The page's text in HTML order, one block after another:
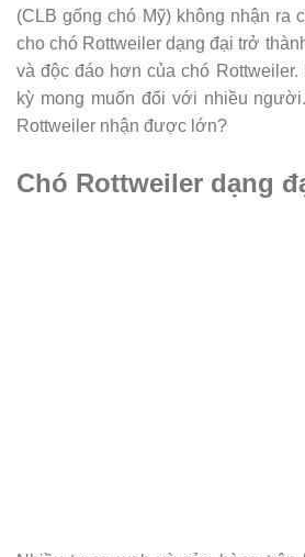
(CLB gống chó Mỹ) không nhận ra
cho chó Rottweiler dạng đại trở
và độc đáo hơn của chó
kỳ mong muốn đối với nhiều
Rottweiler nhận được lớn?
Chó Rottweiler dạng